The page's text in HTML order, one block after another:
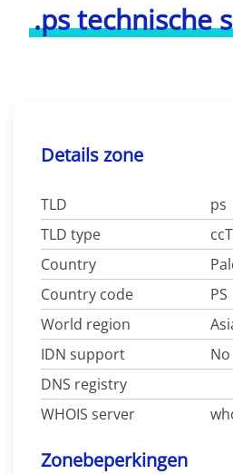
.ps technische
Details zone
TLD
ps
TLD type
Country
Country code
PS
World region
IDN support
No
DNS registry
WHOIS server
Zonebeperkingen